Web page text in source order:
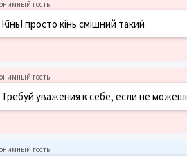
Кінь! просто кінь смішний такий
Требуй уважения к себе, если не